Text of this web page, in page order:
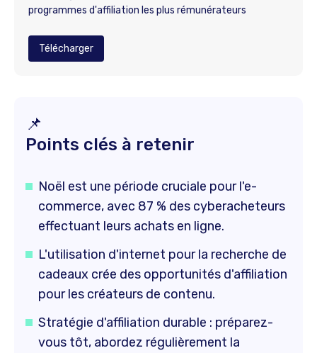
programmes d'affiliation les plus rémunérateurs
Télécharger
📌
Points clés à retenir
Noël est une période cruciale pour l'e-
commerce, avec 87 % des cyberacheteurs
effectuant leurs achats en ligne.
L'utilisation d'internet pour la recherche de
cadeaux crée des opportunités d'affiliation
pour les créateurs de contenu.
Stratégie d'affiliation durable : préparez-
vous tôt, abordez régulièrement la